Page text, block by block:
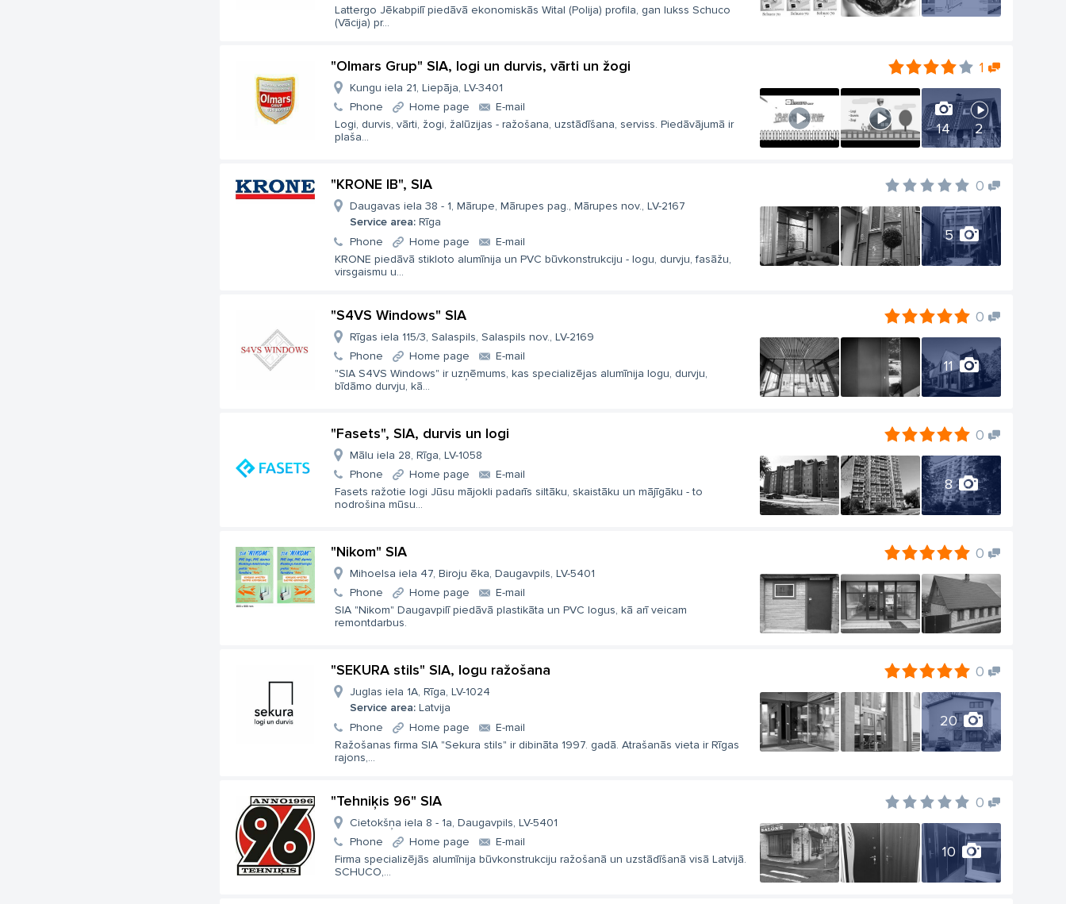
Lattergo Jēkabpilī piedāvā ekonomiskās Wital (Polija) profila, gan lukss Schuco
(Vācija) pr...
"Olmars Grup" SIA, logi un durvis, vārti un žogi 1
14 2
Kungu iela 21, Liepāja, LV-3401
Phone
Home page
E-mail
Logi, durvis, vārti, žogi, žalūzijas - ražošana, uzstādīšana, serviss. Piedāvājumā ir
plaša...
"KRONE IB", SIA 0
5
Daugavas iela 38 - 1, Mārupe, Mārupes pag., Mārupes nov., LV-2167
Service area: Rīga
Phone
Home page
E-mail
KRONE piedāvā stikloto alumīnija un PVC būvkonstrukciju - logu, durvju, fasāžu,
virsgaismu u...
"S4VS Windows" SIA 0
11
Rīgas iela 115/3, Salaspils, Salaspils nov., LV-2169
Phone
Home page
E-mail
"SIA S4VS Windows" ir uzņēmums, kas specializējas alumīnija logu, durvju,
bīdāmo durvju, kā...
"Fasets", SIA, durvis un logi 0
8
Mālu iela 28, Rīga, LV-1058
Phone
Home page
E-mail
Fasets ražotie logi Jūsu mājokli padarīs siltāku, skaistāku un mājīgāku - to
nodrošina mūsu...
"Nikom" SIA 0
Mihoelsa iela 47, Biroju ēka, Daugavpils, LV-5401
Phone
Home page
E-mail
SIA "Nikom" Daugavpilī piedāvā plastikāta un PVC logus, kā arī veicam
remontdarbus.
"SEKURA stils" SIA, logu ražošana 0
20
Juglas iela 1A, Rīga, LV-1024
Service area: Latvija
Phone
Home page
E-mail
Ražošanas firma SIA "Sekura stils" ir dibināta 1997. gadā. Atrašanās vieta ir Rīgas
rajons,...
"Tehniķis 96" SIA 0
10
Cietokšņa iela 8 - 1a, Daugavpils, LV-5401
Phone
Home page
E-mail
Firma specializējās alumīnija būvkonstrukciju ražošanā un uzstādīšanā visā Latvijā.
SCHUCO,...